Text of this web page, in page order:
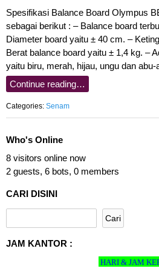
Spesifikasi Balance Board Olympus
sebagai berikut : – Balance board
Diameter board yaitu ± 40 cm. –
Berat balance board yaitu ± 1,4 kg. –
yaitu biru, merah, hijau, ungu dan
Continue reading…
Categories: Senam
Who's Online
8 visitors online now
2 guests, 6 bots, 0 members
CARI DISINI
JAM KANTOR :
HARI & JAM